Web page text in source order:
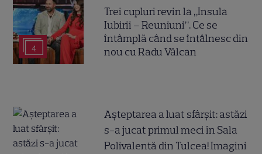
4
Trei cupluri revin la „Insula
Iubirii – Reuniuni”. Ce se
întâmplă când se întâlnesc din
nou cu Radu Vâlcan
Așteptarea a luat sfârșit: astăzi
s-a jucat primul meci în Sala
Polivalentă din Tulcea! Imagini